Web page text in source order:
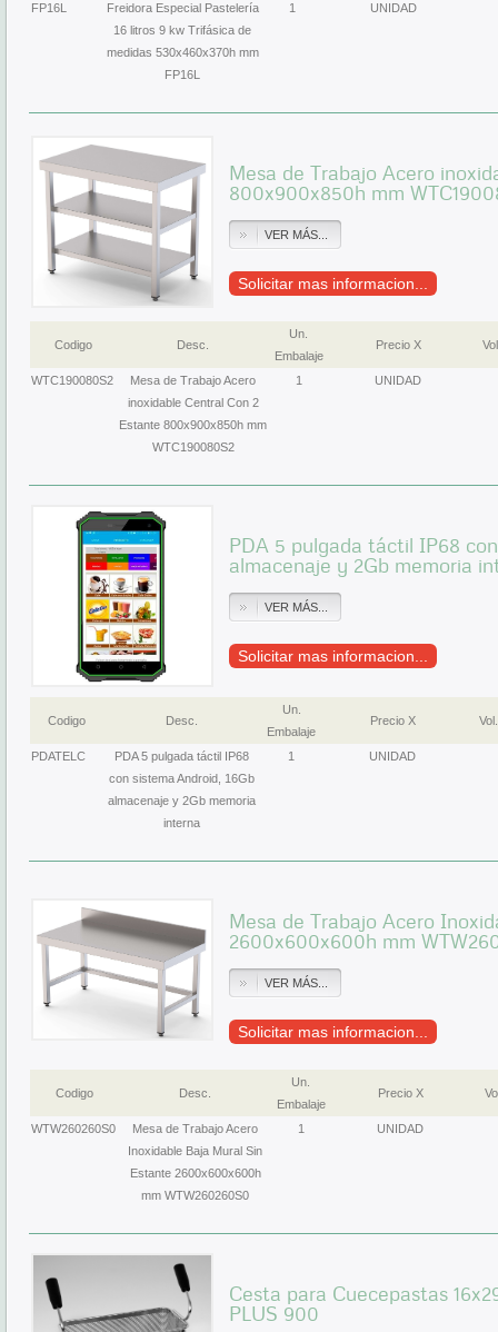
FP16L
Freidora Especial Pastelería
16 litros 9 kw Trifásica de
medidas 530x460x370h mm
FP16L
1 UNIDAD
Mesa de Trabajo Acero
800x900x850h mm
VER MÁS...
Solicitar mas informacion...
Codigo Desc.
Un.
Embalaje
Precio X
WTC190080S2
Mesa de Trabajo Acero
inoxidable Central Con 2
Estante 800x900x850h mm
WTC190080S2
1 UNIDAD
PDA 5 pulgada táctil IP68
almacenaje y 2Gb memoria
VER MÁS...
Solicitar mas informacion...
Codigo Desc.
Un.
Embalaje
Precio X Vol.
PDATELC
PDA 5 pulgada táctil IP68
con sistema Android, 16Gb
almacenaje y 2Gb memoria
interna
1 UNIDAD
Mesa de Trabajo Acero
2600x600x600h mm
VER MÁS...
Solicitar mas informacion...
Codigo Desc.
Un.
Embalaje
Precio X
WTW260260S0
Mesa de Trabajo Acero
Inoxidable Baja Mural Sin
Estante 2600x600x600h
mm WTW260260S0
1 UNIDAD
Cesta para Cuecepastas
PLUS 900